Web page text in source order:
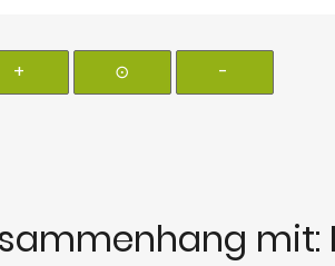
+ ⊙ -
mit: